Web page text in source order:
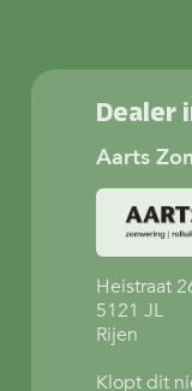
Dealer
Aarts
Heistraat
5121 JL
Rijen
Klopt dit